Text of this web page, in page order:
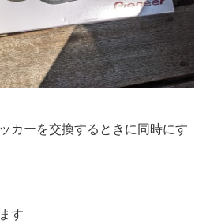
カーを交換するときに同時にす
す